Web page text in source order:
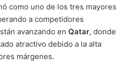
como uno de los tres mayores
a competidores
avanzando en Qatar, donde
atractivo debido a la alta
márgenes.